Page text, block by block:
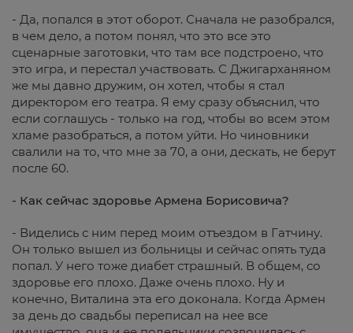
- Да, попался в этот оборот. Сначала не разобрался,
в чем дело, а потом понял, что это все это
сценарные заготовки, что там все подстроено, что
это игра, и перестал участвовать. С Джигарханяном
же мы давно дружим, он хотел, чтобы я стал
директором его театра. Я ему сразу объяснил, что
если соглашусь - только на год, чтобы во всем этом
хламе разобраться, а потом уйти. Но чиновники
свалили на то, что мне за 70, а они, дескать, не берут
после 60.
- Как сейчас здоровье Армена Борисовича?
- Виделись с ним перед моим отъездом в Гатчину.
Он только вышел из больницы и сейчас опять туда
попал. У него тоже диабет страшный. В общем, со
здоровье его плохо. Даже очень плохо. Ну и
конечно, Виталина эта его доконала. Когда Армен
за день до свадьбы переписал на нее все